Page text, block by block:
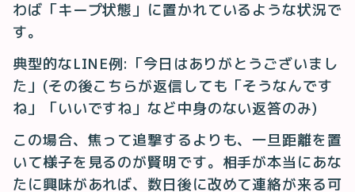
わば「キープ状態」に置かれているような状況で
す。
典型的なLINE例:「今日はありがとうございまし
た」(その後こちらが返信しても「そうなんです
ね」「いいですね」など中身のない返答のみ)
この場合、焦って追撃するよりも、一旦距離を置
いて様子を見るのが賢明です。相手が本当にあな
たに興味があれば、数日後に改めて連絡が来る可